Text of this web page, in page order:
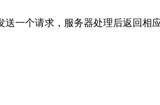
送一个请求，服务器处理后返回